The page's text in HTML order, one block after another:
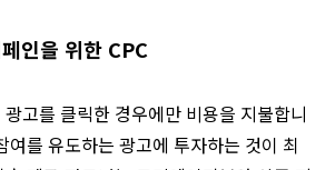
인을 위한 CPC
고를 클릭한 경우에만 비용을 지불합니
여를 유도하는 광고에 투자하는 것이 최